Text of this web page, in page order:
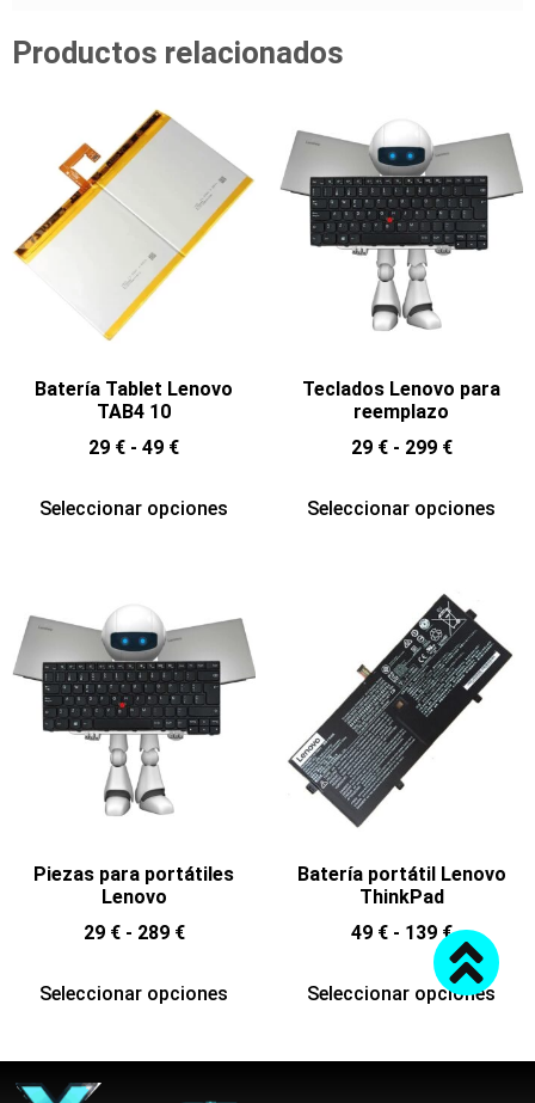
Productos relacionados
Batería Tablet Lenovo
TAB4 10
29 € - 49 €
Seleccionar opciones
Teclados Lenovo para
reemplazo
29 € - 299 €
Seleccionar opciones
Piezas para portátiles
Lenovo
29 € - 289 €
Seleccionar opciones
Batería portátil Lenovo
ThinkPad
49 € - 139 €
Seleccionar opciones